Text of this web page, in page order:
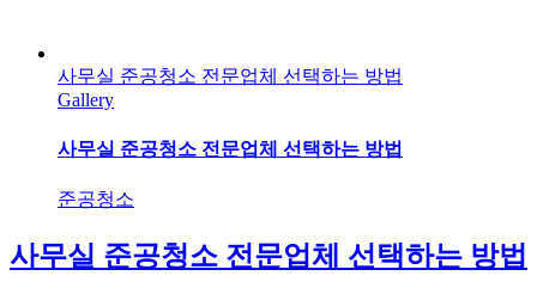
사무실 준공청소 전문업체 선택하는 방법
Gallery
사무실 준공청소 전문업체 선택하는 방법
준공청소
사무실 준공청소 전문업체 선택하는 방법